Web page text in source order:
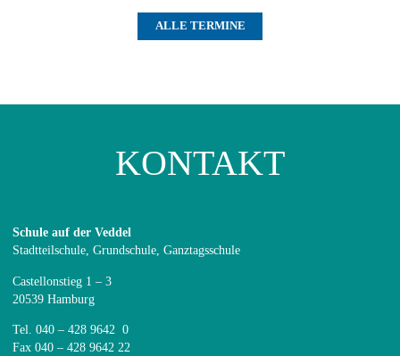
ALLE TERMINE
KONTAKT
Schule auf der Veddel
Stadtteilschule, Grundschule, Ganztagsschule
Castellonstieg 1 – 3
20539 Hamburg
Tel. 040 – 428 9642 0
Fax 040 – 428 9642 22